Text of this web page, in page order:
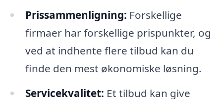
Prissammenligning: Forskellige
firmaer har forskellige prispunkter, og
ved at indhente flere tilbud kan du
finde den mest økonomiske løsning.
Servicekvalitet: Et tilbud kan give